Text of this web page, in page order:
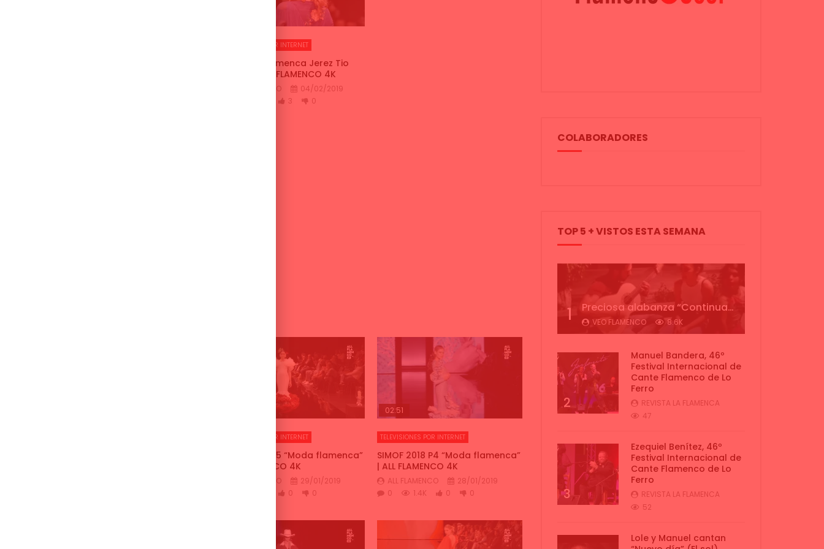
TELEVISIONES POR INTERNET
Pasarela Flamenca Jerez Tio
Pepe P1 | ALL FLAMENCO 4K
ALL FLAMENCO
04/02/2019
3 0
TELEVISIONES POR INTERNET
SIMOF 2018 P5 “Moda flamenca”
| ALL FLAMENCO 4K
ALL FLAMENCO
29/01/2019
0 0
02:51
TELEVISIONES POR INTERNET
SIMOF 2018 P4 “Moda flamenca”
| ALL FLAMENCO 4K
ALL FLAMENCO
28/01/2019
0
1.4K 0 0
COLABORADORES
TOP 5 + VISTOS ESTA SEMANA
1 Preciosa alabanza “Continua” cantada por ALBA CORTES acompañada de IVAN a la guitarra | VEOFLAMENCO
VEO FLAMENCO 8.6K
2
Manuel Bandera, 46º
Festival Internacional de
Cante Flamenco de Lo
Ferro
REVISTA LA FLAMENCA
47
3
Ezequiel Benítez, 46º
Festival Internacional de
Cante Flamenco de Lo
Ferro
REVISTA LA FLAMENCA
52
Lole y Manuel cantan